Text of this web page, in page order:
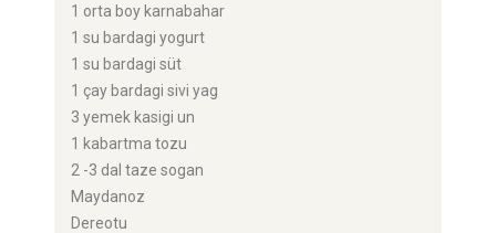
1 orta boy karnabahar
1 su bardagi yogurt
1 su bardagi süt
1 çay bardagi sivi yag
3 yemek kasigi un
1 kabartma tozu
2 -3 dal taze sogan
Maydanoz
Dereotu